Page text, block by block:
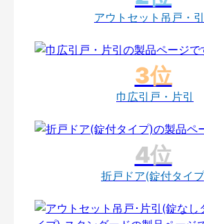
アウトセット吊戸・
巾広引戸・片引
折戸ドア(錠付タイ